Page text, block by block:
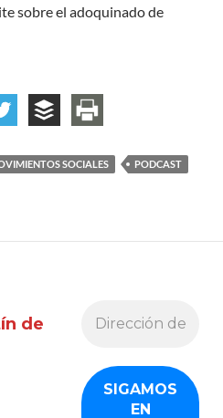
sobre el adoquinado de
La Onda Invisible de Granada
SOCIALES
PODCAST
de